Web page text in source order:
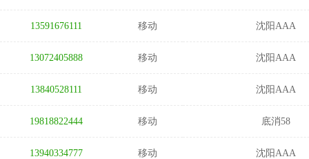
13591676111 移动 沈阳AAA
13072405888 移动 沈阳AAA
13840528111 移动 沈阳AAA
19818822444 移动 底消58
13940334777 移动 沈阳AAA